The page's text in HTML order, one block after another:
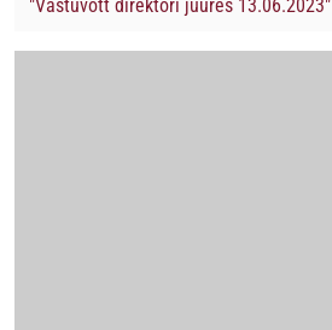
"Vastuvõtt direktori juures 13.06.2023"